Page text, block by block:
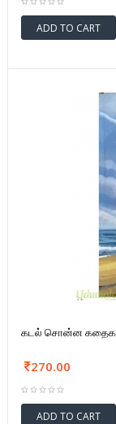
ADD TO CART
கடல் சொன்ன
270.00
ADD TO CART